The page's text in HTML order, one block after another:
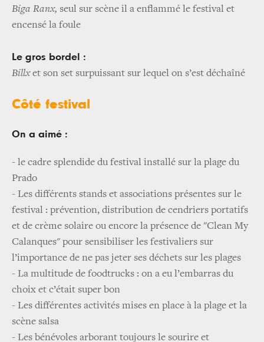
Biga Ranx, seul sur scène il a enflammé le festival et
encensé la foule
Le gros bordel :
Billxet son set surpuissant sur lequel on s’est déchaîné
Côté festival
On a aimé :
- le cadre splendide du festival installé sur la plage du
Prado
- Les différents stands et associations présentes sur le
festival : prévention, distribution de cendriers portatifs
et de crème solaire ou encore la présence de "Clean My
Calanques" pour sensibiliser les festivaliers sur
l’importance de ne pas jeter ses déchets sur les plages
- La multitude de foodtrucks : on a eu l’embarras du
choix et c’était super bon
- Les différentes activités mises en place à la plage et la
scène salsa
- Les bénévoles arborant toujours le sourire et